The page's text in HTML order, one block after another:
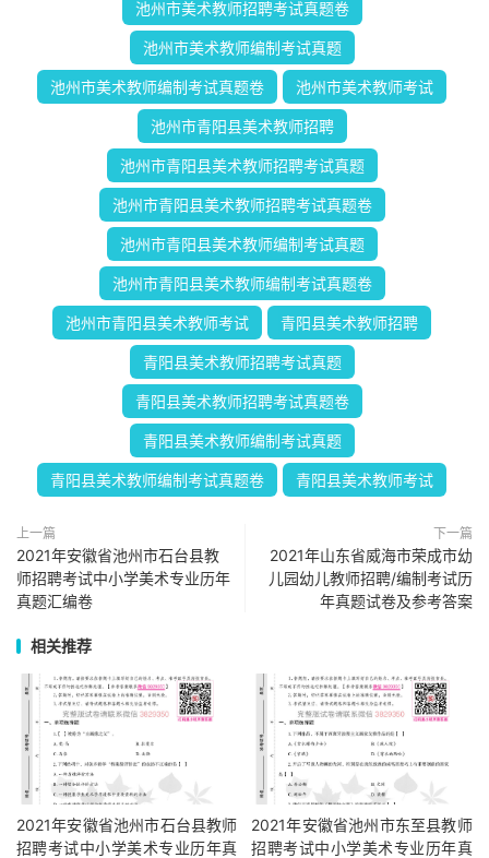
池州市美术教师招聘考试真题卷
池州市美术教师编制考试真题
池州市美术教师编制考试真题卷 池州市美术教师考试
池州市青阳县美术教师招聘
池州市青阳县美术教师招聘考试真题
池州市青阳县美术教师招聘考试真题卷
池州市青阳县美术教师编制考试真题
池州市青阳县美术教师编制考试真题卷
池州市青阳县美术教师考试 青阳县美术教师招聘
青阳县美术教师招聘考试真题
青阳县美术教师招聘考试真题卷
青阳县美术教师编制考试真题
青阳县美术教师编制考试真题卷 青阳县美术教师考试
上一篇
2021年安徽省池州市石台县教
师招聘考试中小学美术专业历年
真题汇编卷
下一篇
2021年山东省威海市荣成市幼
儿园幼儿教师招聘/编制考试历
年真题试卷及参考答案
相关推荐
2021年安徽省池州市石台县教师
招聘考试中小学美术专业历年真
2021年安徽省池州市东至县教师
招聘考试中小学美术专业历年真